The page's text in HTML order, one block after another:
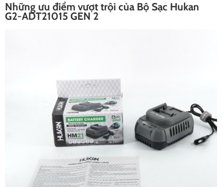
Những ưu điểm vượt trội của Bộ Sạc Hukan
G2-ADT21015 GEN 2